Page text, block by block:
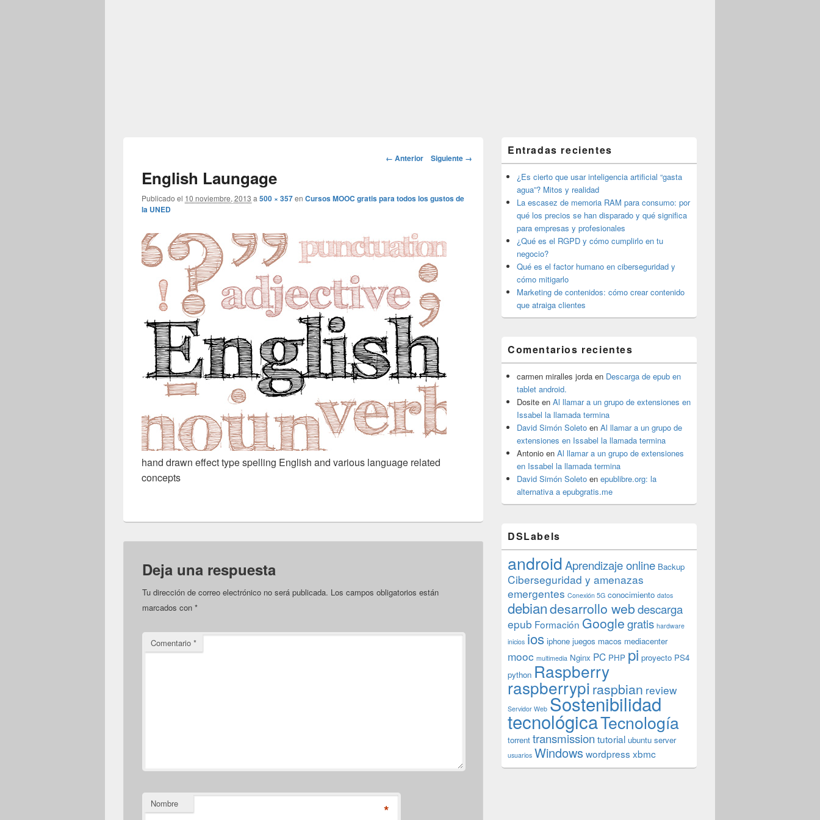
Navegador
← Anterior Siguiente →
English Laungage
Publicado el 10 noviembre, 2013 a 500 × 357en Cursos MOOC gratis para todos los gustos de
la UNED
hand drawn effect type spelling English and various language related
concepts
Deja una respuesta
Tu dirección de correo electrónico no será publicada. Los campos obligatorios están
marcados con *
Comentario *
Nombre *
área
de
widget
barra
lateral
primaria
Entradas recientes
¿Es cierto que usar inteligencia artificial “gasta
agua”? Mitos y realidad
La escasez de memoria RAM para consumo: por
qué los precios se han disparado y qué significa
para empresas y profesionales
¿Qué es el RGPD y cómo cumplirlo en tu
negocio?
Qué es el factor humano en ciberseguridad y
cómo mitigarlo
Marketing de contenidos: cómo crear contenido
que atraiga clientes
Comentarios recientes
carmen miralles jorda en Descarga de epub en
tablet android.
Dosite en Al llamar a un grupo de extensiones en
Issabel la llamada termina
David Simón Soleto en Al llamar a un grupo de
extensiones en Issabel la llamada termina
Antonio en Al llamar a un grupo de extensiones
en Issabel la llamada termina
David Simón Soleto en epublibre.org: la
alternativa a epubgratis.me
DSLabels
androidAprendizaje online Backup
Ciberseguridad y amenazas
emergentes Conexión 5G conocimiento datos
debiandesarrollo webdescarga
epub Formación Googlegratis hardware
inicios ios iphone juegos macos mediacenter
mooc multimedia Nginx PC PHP pi proyecto PS4
python Raspberry
raspberrypi raspbian review
Servidor Web Sostenibilidad
tecnológicaTecnología
torrent transmission tutorial ubuntu server
usuarios Windowswordpress xbmc